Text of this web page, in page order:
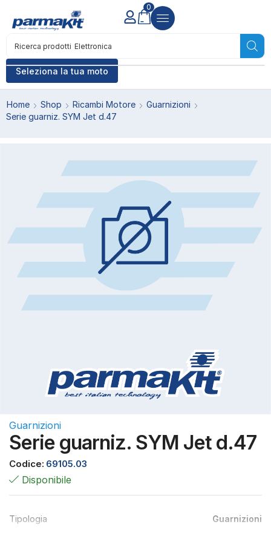
Seleziona la tua moto
Ricerca prodotti Elettronica
0
Home Shop Ricambi Motore
Guarnizioni
Serie guarniz. SYM Jet d.47
Guarnizioni
Serie guarniz. SYM Jet d.47
Codice: 69105.03
Disponibile
Tipologia Guarnizioni